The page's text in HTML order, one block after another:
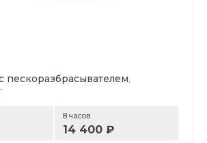
,
8 часов
14 400 ₽